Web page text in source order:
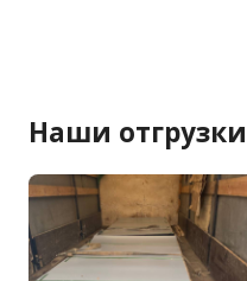
Наши отгрузки